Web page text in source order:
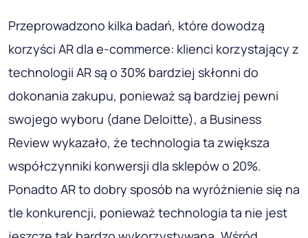
Przeprowadzono kilka badań, które dowodzą
korzyści AR dla e-commerce: klienci korzystający z
technologii AR są o 30% bardziej skłonni do
dokonania zakupu, ponieważ są bardziej pewni
swojego wyboru (dane Deloitte), a Business
Review wykazało, że technologia ta zwiększa
współczynniki konwersji dla sklepów o 20%.
Ponadto AR to dobry sposób na wyróżnienie się na
tle konkurencji, ponieważ technologia ta nie jest